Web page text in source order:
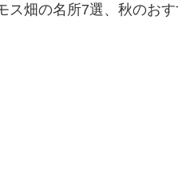
ス畑の名所7選、秋のお